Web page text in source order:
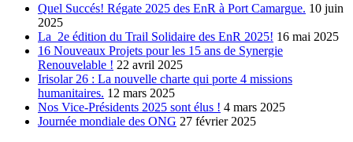
Quel Succés! Régate 2025 des EnR à Port Camargue. 10 juin
2025
La 2e édition du Trail Solidaire des EnR 2025! 16 mai 2025
16 Nouveaux Projets pour les 15 ans de Synergie
Renouvelable ! 22 avril 2025
Irisolar 26 : La nouvelle charte qui porte 4 missions
humanitaires. 12 mars 2025
Nos Vice-Présidents 2025 sont élus ! 4 mars 2025
Journée mondiale des ONG 27 février 2025